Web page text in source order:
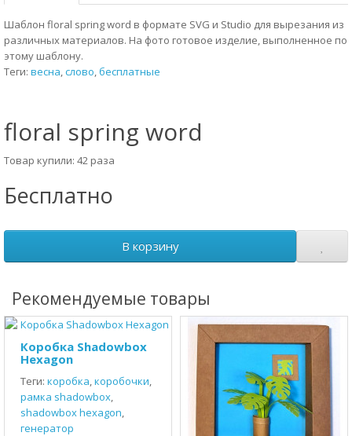
Шаблон floral spring word в формате SVG и Studio для вырезания из
различных материалов. На фото готовое изделие, выполненное по
этому шаблону.
Теги: весна,слово,бесплатные
floral spring word
Товар купили: 42 раза
Бесплатно
В корзину
Рекомендуемые товары
Коробка Shadowbox
Hexagon
Теги: коробка,коробочки,
рамка shadowbox,
shadowbox hexagon,
генератор